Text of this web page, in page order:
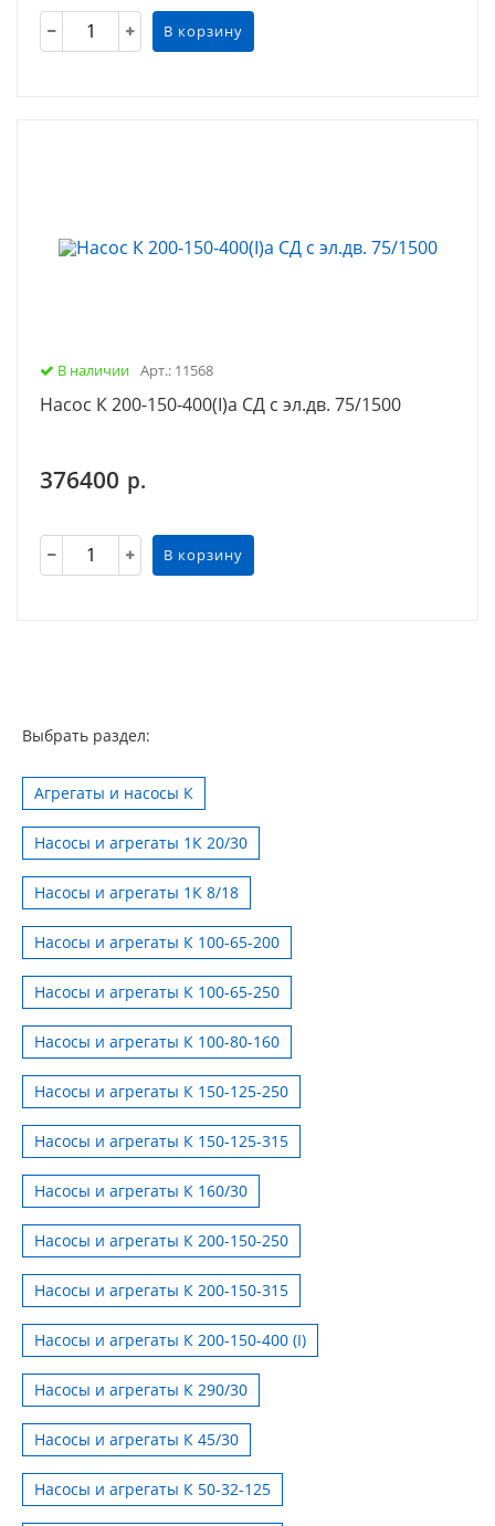
В корзину
В наличии Арт.: 11568
Насос К 200-150-400(I)а СД с эл.дв. 75/1500
376400 р.
В корзину
Выбрать раздел:
Агрегаты и насосы К
Насосы и агрегаты 1К 20/30
Насосы и агрегаты 1К 8/18
Насосы и агрегаты К 100-65-200
Насосы и агрегаты К 100-65-250
Насосы и агрегаты К 100-80-160
Насосы и агрегаты К 150-125-250
Насосы и агрегаты К 150-125-315
Насосы и агрегаты К 160/30
Насосы и агрегаты К 200-150-250
Насосы и агрегаты К 200-150-315
Насосы и агрегаты К 200-150-400 (I)
Насосы и агрегаты К 290/30
Насосы и агрегаты К 45/30
Насосы и агрегаты К 50-32-125